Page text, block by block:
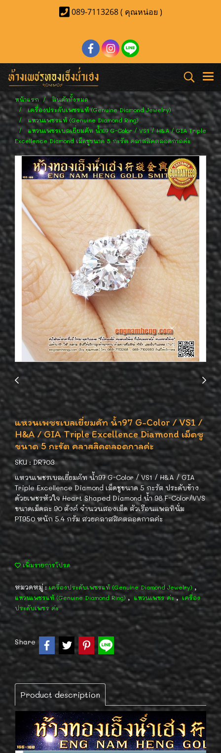
089-7113268 ( คุณหน่อย )
หน้าแรก
สินค้าทั้งหมด
เครื่องประดับเพชรแท้ (Genuine Diamond Jewelry)
แหวนเพชรแท้ (Genuine Diamond Ring)
แหวนเพชรเบลเยี่ยมคัท น้ำ97 G-Color / VS1 / H&A / GIA Triple
Excellence Diamond เม็ดชูขนาด 5 กะรัต คลาสสิคตลอดกาลค่ะ
แหวนเพชรเบลเยี่ยมคัท น้ำ97 G-Color / VS1 /
H&A / GIA Triple Excellence Diamond เม็ดชู
ขนาด 5 กะรัต คลาสสิคตลอดกาลค่ะ
SKU : DR703
แหวนเพชรเบลเยี่ยมคัท น้ำ97 G-Color / VS1 / H&A / GIA
Triple Excellence Diamond เม็ดชูขนาด 5 กะรัต ประดับข้าง
ด้วยเพชรหัวใจ Heart Shaped Diamond น้ำ 98 F-Color/VVS
ขนาดเม็ดละ 90 ตังค์ จำนวนสองเม็ด ตัวเรือนแพลทินั่ม
PT950 หนัก 5.4 กรัม สวยคลาสสิคตลอดกาลค่ะ
เพิ่มรายการโปรด
หมวดหมู่ :เครื่องประดับเพชรแท้ (Genuine Diamond Jewelry) ,
แหวนเพชรแท้ (Genuine Diamond Ring) , แหวนเพชร ค่ะ, เครื่อง
ประดับเพชร ค่ะ
Share
Product description